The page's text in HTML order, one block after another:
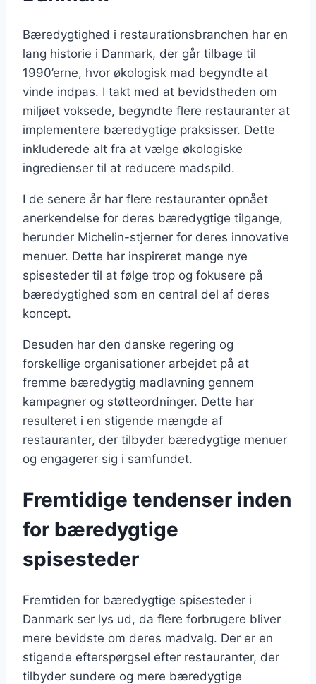
Bæredygtighed i restaurationsbranchen har en
lang historie i Danmark, der går tilbage til
1990’erne, hvor økologisk mad begyndte at
vinde indpas. I takt med at bevidstheden om
miljøet voksede, begyndte flere restauranter at
implementere bæredygtige praksisser. Dette
inkluderede alt fra at vælge økologiske
ingredienser til at reducere madspild.
I de senere år har flere restauranter opnået
anerkendelse for deres bæredygtige tilgange,
herunder Michelin-stjerner for deres innovative
menuer. Dette har inspireret mange nye
spisesteder til at følge trop og fokusere på
bæredygtighed som en central del af deres
koncept.
Desuden har den danske regering og
forskellige organisationer arbejdet på at
fremme bæredygtig madlavning gennem
kampagner og støtteordninger. Dette har
resulteret i en stigende mængde af
restauranter, der tilbyder bæredygtige menuer
og engagerer sig i samfundet.
Fremtidige tendenser inden
for bæredygtige
spisesteder
Fremtiden for bæredygtige spisesteder i
Danmark ser lys ud, da flere forbrugere bliver
mere bevidste om deres madvalg. Der er en
stigende efterspørgsel efter restauranter, der
tilbyder sundere og mere bæredygtige